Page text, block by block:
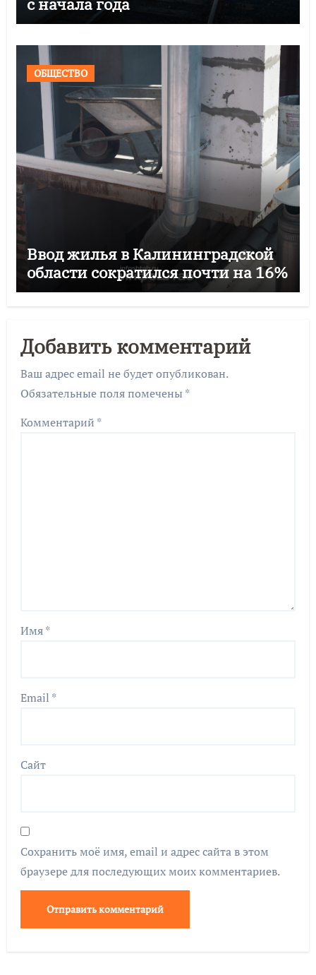
ОБЩЕСТВО
Ввод жилья в Калининградской
области сократился почти на 16%
Добавить комментарий
Ваш адрес email не будет опубликован.
Обязательные поля помечены *
Комментарий *
Имя*
Email *
Сайт
Сохранить моё имя, email и адрес сайта в этом
браузере для последующих моих комментариев.